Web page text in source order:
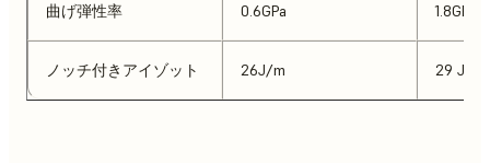
曲げ弾性率 0.6GPa 1.8GPa
ノッチ付きアイゾット 26J/m 29 J/m